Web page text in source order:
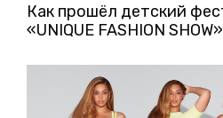
Как прошёл детский
«UNIQUE FASHION SHOW»